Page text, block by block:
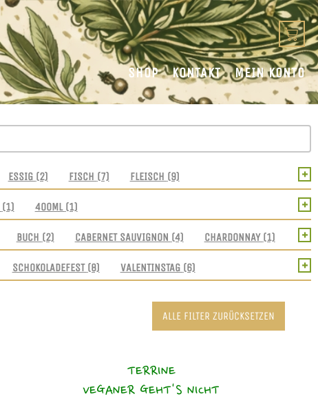
SHOP KONTAKT MEIN KONTO
ESSIG (2) FISCH (7) FLEISCH (9)
+
(1) 400ML (1)
+
BUCH (2) CABERNET SAUVIGNON (4) CHARDONNAY (1)
+
SCHOKOLADEFEST (8) VALENTINSTAG (6) +
ALLE FILTER ZURÜCKSETZEN
TERRINE
VEGANER GEHT'S NICHT